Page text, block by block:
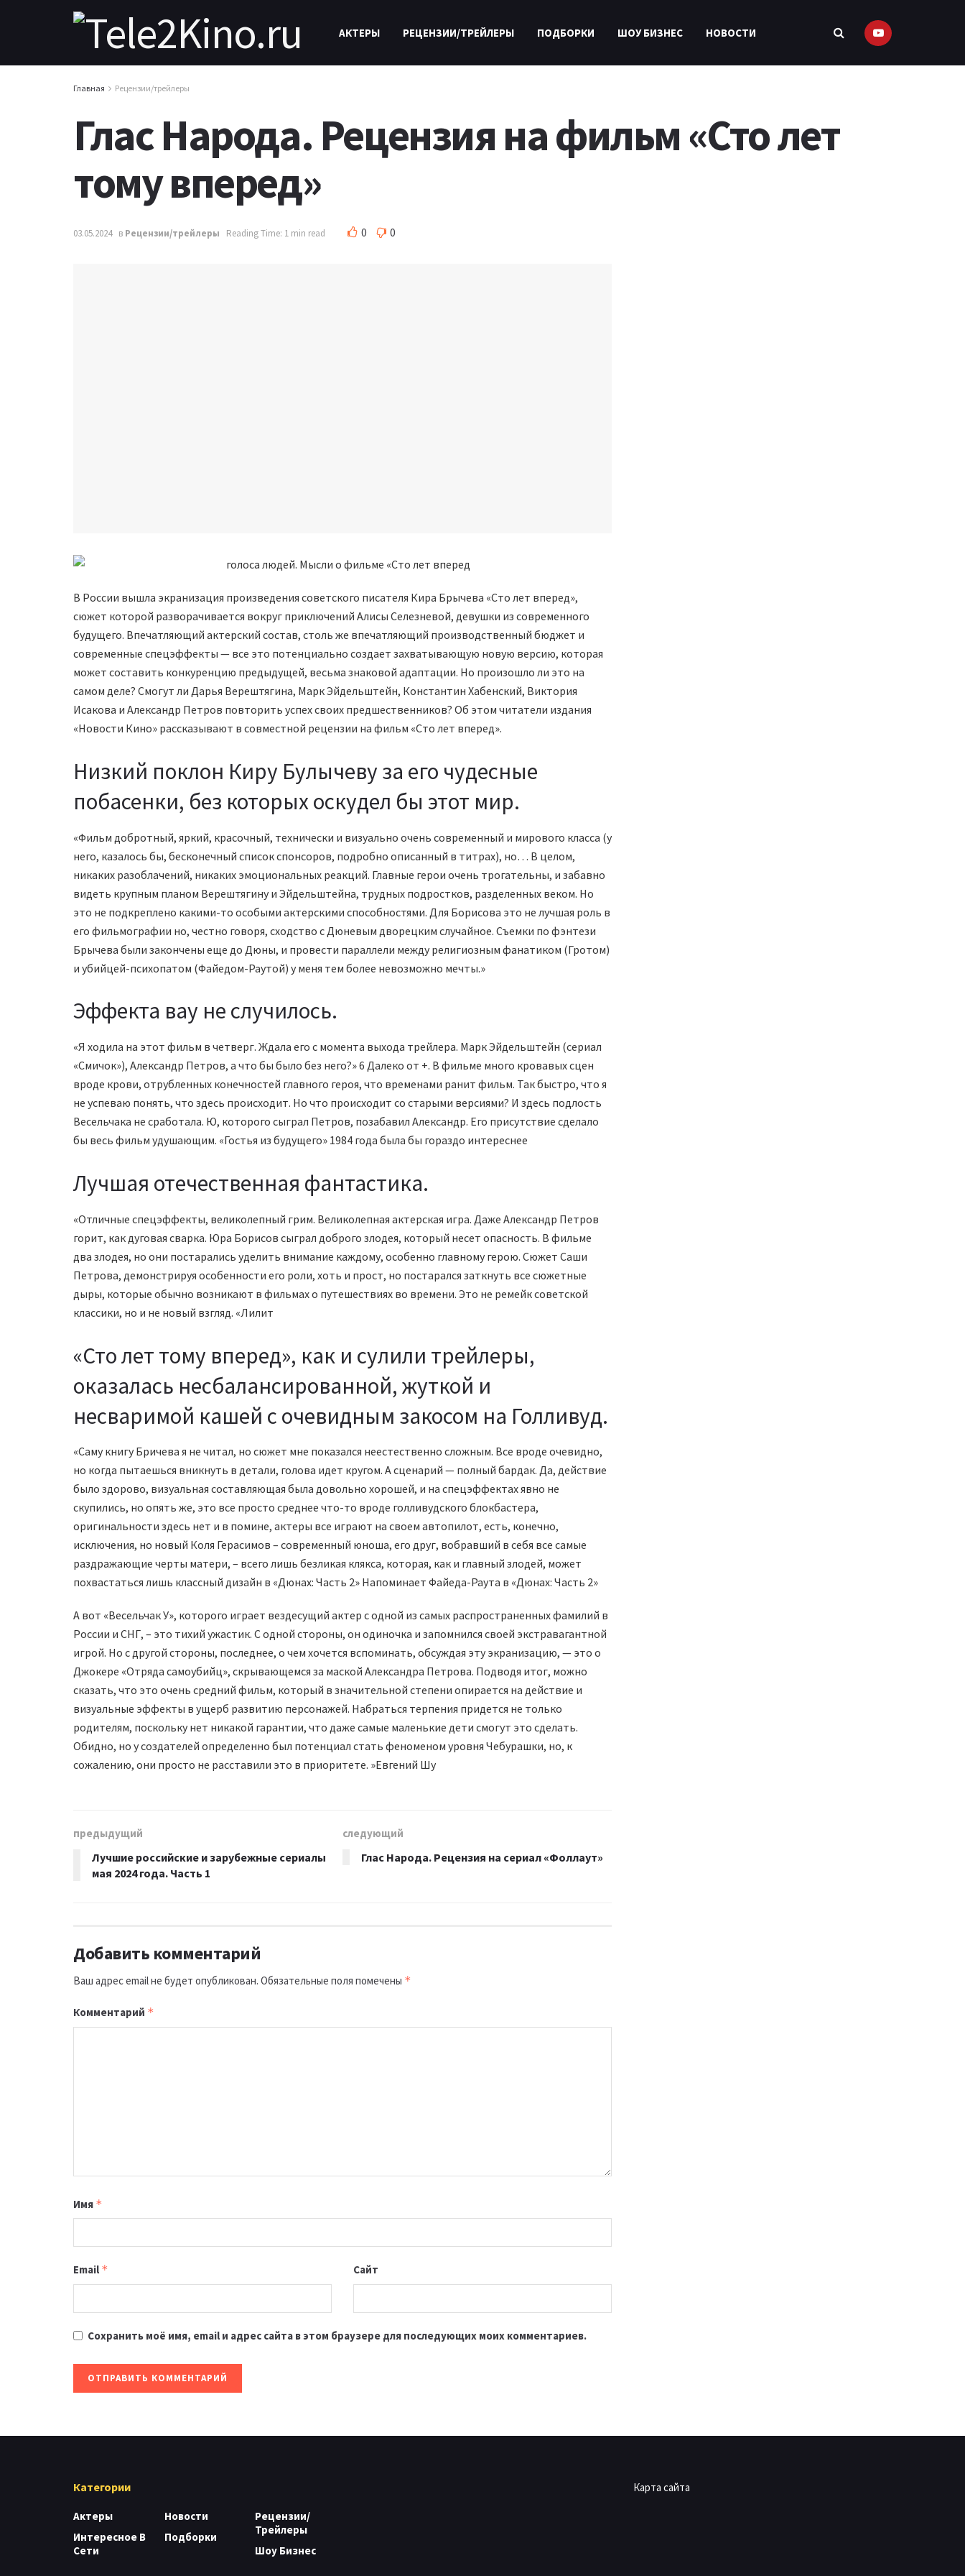
АКТЕРЫ РЕЦЕНЗИИ/ТРЕЙЛЕРЫ ПОДБОРКИ ШОУ БИЗНЕС НОВОСТИ
Главная Рецензии/трейлеры
Глас Народа. Рецензия на фильм «Сто лет
тому вперед»
03.05.2024 в Рецензии/трейлеры Reading Time: 1 min read 0 0
В России вышла экранизация произведения советского писателя Кира Брычева «Сто лет вперед»,
сюжет которой разворачивается вокруг приключений Алисы Селезневой, девушки из современного
будущего. Впечатляющий актерский состав, столь же впечатляющий производственный бюджет и
современные спецэффекты — все это потенциально создает захватывающую новую версию, которая
может составить конкуренцию предыдущей, весьма знаковой адаптации. Но произошло ли это на
самом деле? Смогут ли Дарья Верештягина, Марк Эйдельштейн, Константин Хабенский, Виктория
Исакова и Александр Петров повторить успех своих предшественников? Об этом читатели издания
«Новости Кино» рассказывают в совместной рецензии на фильм «Сто лет вперед».
Низкий поклон Киру Булычеву за его чудесные
побасенки, без которых оскудел бы этот мир.
«Фильм добротный, яркий, красочный, технически и визуально очень современный и мирового класса (у
него, казалось бы, бесконечный список спонсоров, подробно описанный в титрах), но… В целом,
никаких разоблачений, никаких эмоциональных реакций. Главные герои очень трогательны, и забавно
видеть крупным планом Верештягину и Эйдельштейна, трудных подростков, разделенных веком. Но
это не подкреплено какими-то особыми актерскими способностями. Для Борисова это не лучшая роль в
его фильмографии но, честно говоря, сходство с Дюневым дворецким случайное. Съемки по фэнтези
Брычева были закончены еще до Дюны, и провести параллели между религиозным фанатиком (Гротом)
и убийцей-психопатом (Файедом-Раутой) у меня тем более невозможно мечты.»
Эффекта вау не случилось.
«Я ходила на этот фильм в четверг. Ждала его с момента выхода трейлера. Марк Эйдельштейн (сериал
«Смичок»), Александр Петров, а что бы было без него?» 6 Далеко от +. В фильме много кровавых сцен
вроде крови, отрубленных конечностей главного героя, что временами ранит фильм. Так быстро, что я
не успеваю понять, что здесь происходит. Но что происходит со старыми версиями? И здесь подлость
Весельчака не сработала. Ю, которого сыграл Петров, позабавил Александр. Его присутствие сделало
бы весь фильм удушающим. «Гостья из будущего» 1984 года была бы гораздо интереснее
Лучшая отечественная фантастика.
«Отличные спецэффекты, великолепный грим. Великолепная актерская игра. Даже Александр Петров
горит, как дуговая сварка. Юра Борисов сыграл доброго злодея, который несет опасность. В фильме
два злодея, но они постарались уделить внимание каждому, особенно главному герою. Сюжет Саши
Петрова, демонстрируя особенности его роли, хоть и прост, но постарался заткнуть все сюжетные
дыры, которые обычно возникают в фильмах о путешествиях во времени. Это не ремейк советской
классики, но и не новый взгляд. «Лилит
«Сто лет тому вперед», как и сулили трейлеры,
оказалась несбалансированной, жуткой и
несваримой кашей с очевидным закосом на Голливуд.
«Саму книгу Бричева я не читал, но сюжет мне показался неестественно сложным. Все вроде очевидно,
но когда пытаешься вникнуть в детали, голова идет кругом. А сценарий — полный бардак. Да, действие
было здорово, визуальная составляющая была довольно хорошей, и на спецэффектах явно не
скупились, но опять же, это все просто среднее что-то вроде голливудского блокбастера,
оригинальности здесь нет и в помине, актеры все играют на своем автопилот, есть, конечно,
исключения, но новый Коля Герасимов – современный юноша, его друг, вобравший в себя все самые
раздражающие черты матери, – всего лишь безликая клякса, которая, как и главный злодей, может
похвастаться лишь классный дизайн в «Дюнах: Часть 2» Напоминает Файеда-Раута в «Дюнах: Часть 2»
А вот «Весельчак У», которого играет вездесущий актер с одной из самых распространенных фамилий в
России и СНГ, – это тихий ужастик. С одной стороны, он одиночка и запомнился своей экстравагантной
игрой. Но с другой стороны, последнее, о чем хочется вспоминать, обсуждая эту экранизацию, — это о
Джокере «Отряда самоубийц», скрывающемся за маской Александра Петрова. Подводя итог, можно
сказать, что это очень средний фильм, который в значительной степени опирается на действие и
визуальные эффекты в ущерб развитию персонажей. Набраться терпения придется не только
родителям, поскольку нет никакой гарантии, что даже самые маленькие дети смогут это сделать.
Обидно, но у создателей определенно был потенциал стать феноменом уровня Чебурашки, но, к
сожалению, они просто не расставили это в приоритете. »Евгений Шу
предыдущий
Лучшие российские и зарубежные сериалы
мая 2024 года. Часть 1
следующий
Глас Народа. Рецензия на сериал «Фоллаут»
Добавить комментарий
Ваш адрес email не будет опубликован. Обязательные поля помечены *
Комментарий *
Имя *
Email * Сайт
Сохранить моё имя, email и адрес сайта в этом браузере для последующих моих комментариев.
Категории
Актеры
Интересное В
Сети
Новости
Подборки
Рецензии/
Трейлеры
Шоу Бизнес
Карта сайта